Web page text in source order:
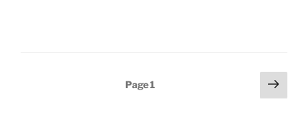
Page1
Page